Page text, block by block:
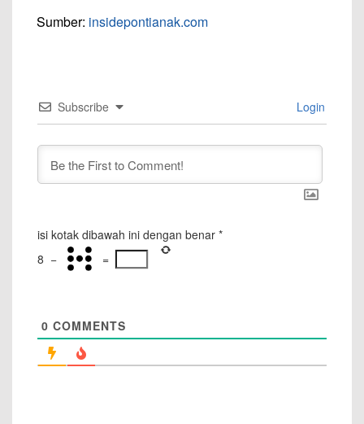
Sumber: insidepontianak.com
Subscribe Login
isi kotak dibawah ini dengan benar *
8 − =
0 COMMENTS